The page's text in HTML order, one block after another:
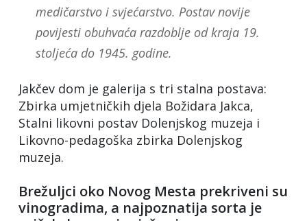
medičarstvo i svjećarstvo. Postav novije
povijesti obuhvaća razdoblje od kraja 19.
stoljeća do 1945. godine.
Jakčev dom je galerija s tri stalna postava:
Zbirka umjetničkih djela Božidara Jakca,
Stalni likovni postav Dolenjskog muzeja i
Likovno-pedagoška zbirka Dolenjskog
muzeja.
Brežuljci oko Novog Mesta prekriveni su
vinogradima, a najpoznatija sorta je